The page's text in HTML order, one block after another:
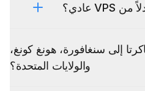
إلى سنغافورة، هونغ كونغ،
والولايات المتحدة؟